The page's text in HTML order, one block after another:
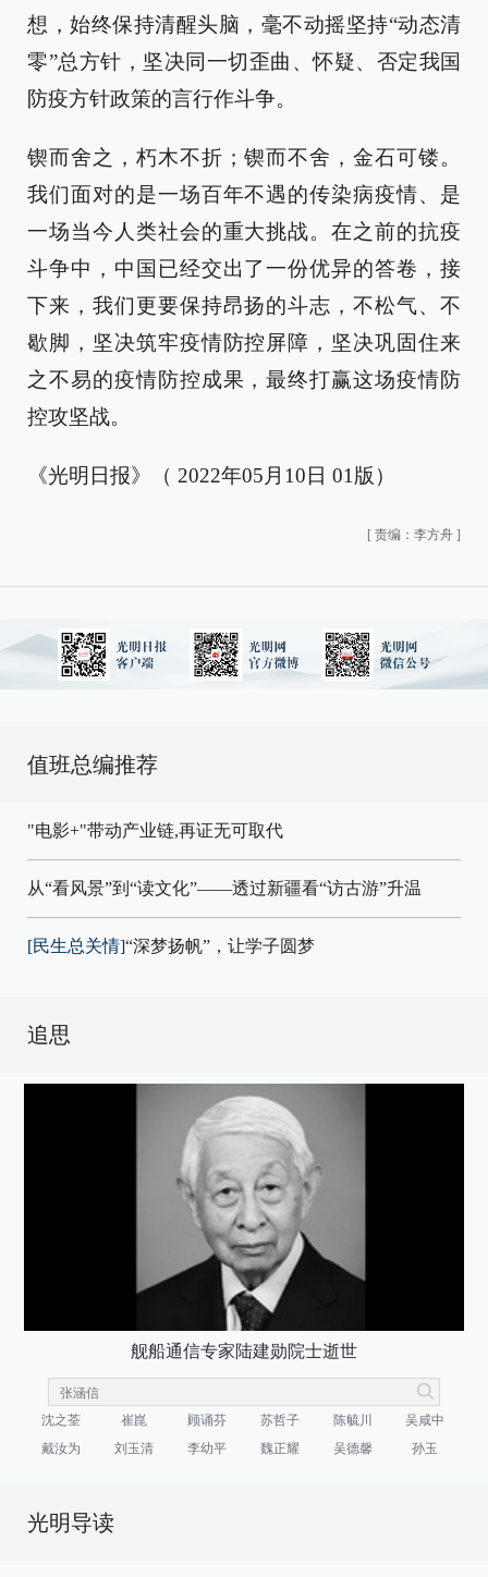
想，始终保持清醒头脑，毫不动摇坚持“动态清
零”总方针，坚决同一切歪曲、怀疑、否定我国
防疫方针政策的言行作斗争。
锲而舍之，朽木不折；锲而不舍，金石可镂。
我们面对的是一场百年不遇的传染病疫情、是
一场当今人类社会的重大挑战。在之前的抗疫
斗争中，中国已经交出了一份优异的答卷，接
下来，我们更要保持昂扬的斗志，不松气、不
歇脚，坚决筑牢疫情防控屏障，坚决巩固住来
之不易的疫情防控成果，最终打赢这场疫情防
控攻坚战。
《光明日报》（ 2022年05月10日 01版）
[ 责编：李方舟 ]
值班总编推荐
"电影+"带动产业链,再证无可取代
从“看风景”到“读文化”——透过新疆看“访古游”升温
[民生总关情]“深梦扬帆”，让学子圆梦
追思
舰船通信专家陆建勋院士逝世
沈之荃 崔崑 顾诵芬 苏哲子 陈毓川
吴咸中
戴汝为
刘玉清 李幼平 魏正耀 吴德馨 孙玉
光明导读